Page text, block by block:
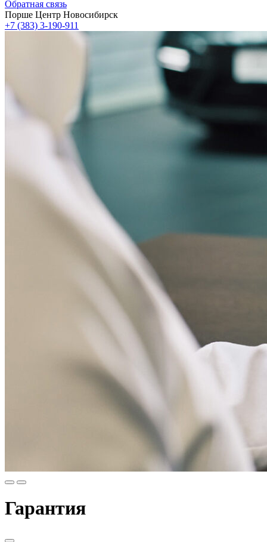
Обратная связь
Порше Центр Новосибирск
+7 (383) 3-190-911
Гарантия